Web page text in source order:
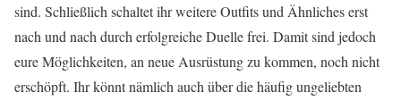
sind. Schließlich schaltet ihr weitere Outfits und Ähnliches erst
nach und nach durch erfolgreiche Duelle frei. Damit sind jedoch
eure Möglichkeiten, an neue Ausrüstung zu kommen, noch nicht
erschöpft. Ihr könnt nämlich auch über die häufig ungeliebten